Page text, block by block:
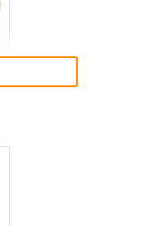
戦車軍団16巻